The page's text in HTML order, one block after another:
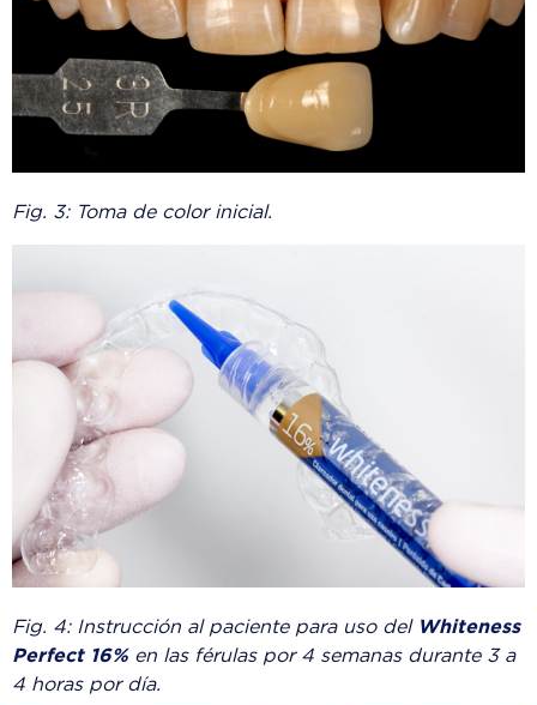
Fig. 3: Toma de color inicial.
Fig. 4: Instrucción al paciente para uso del Whiteness
Perfect 16% en las férulas por 4 semanas durante 3 a
4 horas por día.